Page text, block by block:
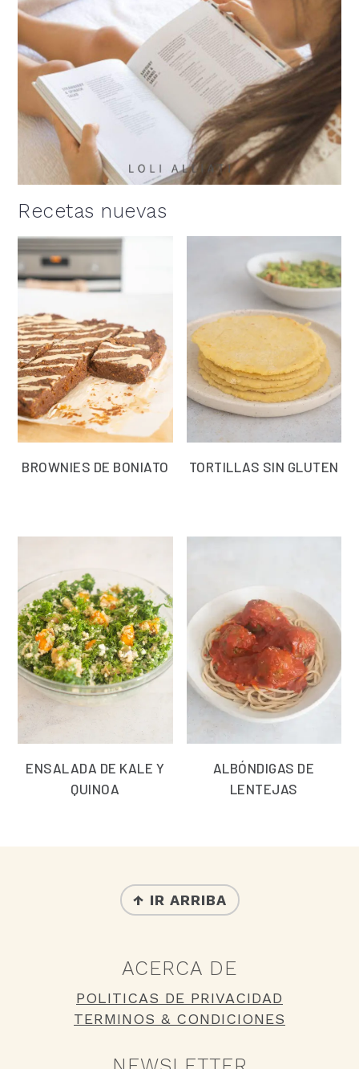
Recetas nuevas
BROWNIES DE BONIATO TORTILLAS SIN GLUTEN
ENSALADA DE KALE Y
QUINOA
ALBÓNDIGAS DE
LENTEJAS
↑ IR ARRIBA
ACERCA DE
POLITICAS DE PRIVACIDAD
TERMINOS & CONDICIONES